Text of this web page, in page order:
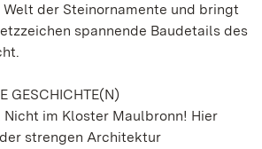
der Steinornamente und bringt
spannende Baudetails des
GESCHICHTE(N)
Nicht im Kloster Maulbronn! Hier
strengen Architektur